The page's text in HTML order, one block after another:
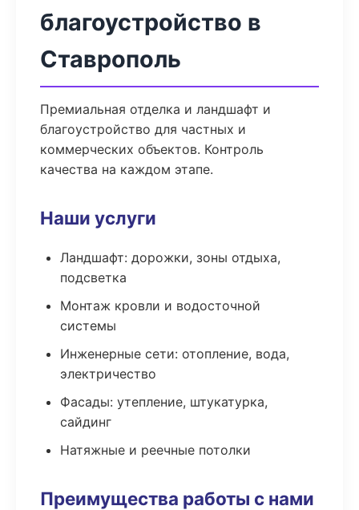
благоустройство в
Ставрополь
Премиальная отделка и ландшафт и
благоустройство для частных и
коммерческих объектов. Контроль
качества на каждом этапе.
Наши услуги
Ландшафт: дорожки, зоны отдыха,
подсветка
Монтаж кровли и водосточной
системы
Инженерные сети: отопление, вода,
электричество
Фасады: утепление, штукатурка,
сайдинг
Натяжные и реечные потолки
Преимущества работы с нами